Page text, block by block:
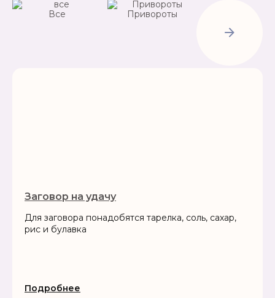
Все
Привороты
Рассорки
Заговор на удачу
Для заговора понадобятся тарелка, соль, сахар,
рис и булавка
Подробнее